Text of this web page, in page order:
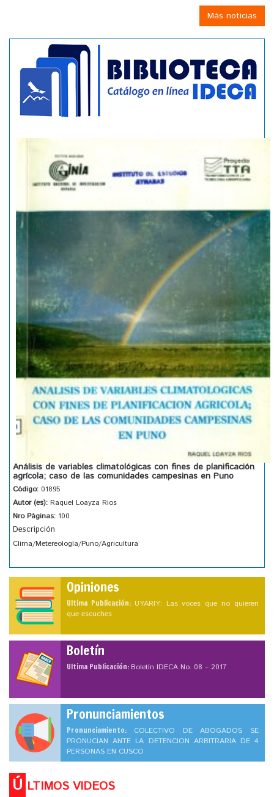
Más noticias
Análisis de variables climatológicas con fines de planificación
agrícola; caso de las comunidades campesinas en Puno
Código: 01895
Autor (es): Raquel Loayza Rios
Nro Páginas: 100
Descripción
Clima/Metereología/Puno/Agricultura
Opiniones
Ultima Publicación: UYARIY: Las voces que no quieren
que escuches
Boletín
Ultima Publicación:Boletín IDECA No. 08 – 2017
Pronunciamientos
Pronunciamiento: COLECTIVO DE ABOGADOS SE
PRONUCIAN ANTE LA DETENCION ARBITRARIA DE 4
PERSONAS EN CUSCO
Ú LTIMOS VIDEOS